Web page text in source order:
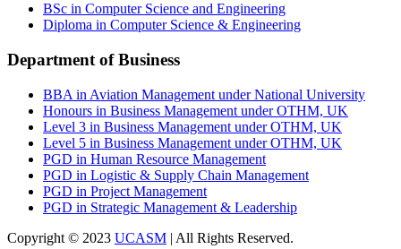
BSc in Computer Science and Engineering
Diploma in Computer Science & Engineering
Department of Business
BBA in Aviation Management under National University
Honours in Business Management under OTHM, UK
Level 3 in Business Management under OTHM, UK
Level 5 in Business Management under OTHM, UK
PGD in Human Resource Management
PGD in Logistic & Supply Chain Management
PGD in Project Management
PGD in Strategic Management & Leadership
Copyright © 2023 UCASM | All Rights Reserved.